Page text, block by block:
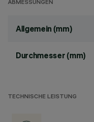
ABMESSUNGEN
Allgemein (mm)
Durchmesser (mm)
TECHNISCHE LEISTUNG